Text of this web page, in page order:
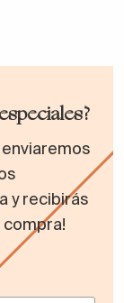
y recibirás